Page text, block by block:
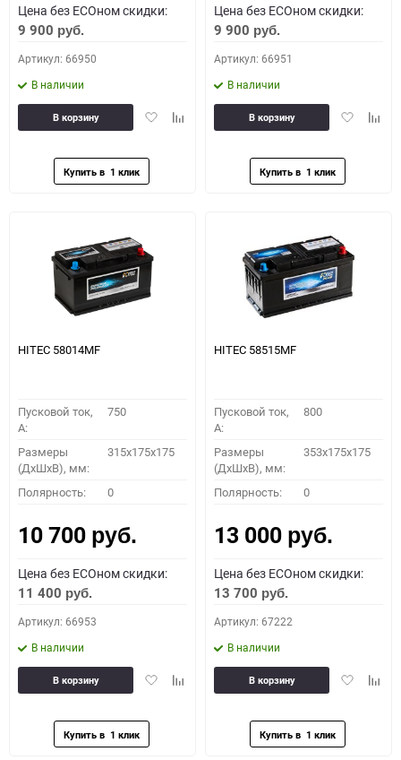
Цена без ECOном скидки:
9 900 руб.
Артикул: 66950
В наличии
ДобавитьДобавить
В корзину
Цена без ECOном скидки:
9 900 руб.
Артикул: 66951
В наличии
Добавить
В корзину
HITEC 58014MF
Пусковой ток,
A:
750
Размеры
(ДхШхВ), мм:
315x175x175
Полярность: 0
10 700 руб.
Цена без ECOном скидки:
11 400 руб.
Артикул: 66953
В наличии
ДобавитьДобавить
В корзину
HITEC 58515MF
Пусковой ток,
A:
800
Размеры
(ДхШхВ), мм:
353x175x175
Полярность: 0
13 000 руб.
Цена без ECOном скидки:
13 700 руб.
Артикул: 67222
В наличии
Добавить
В корзину